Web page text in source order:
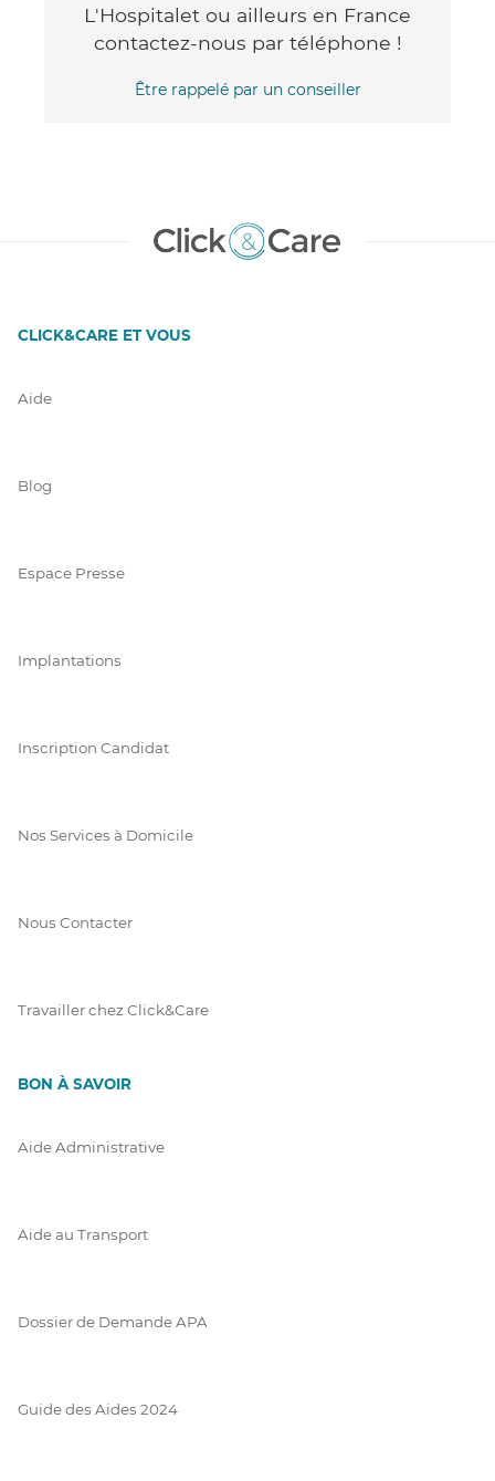
L'Hospitalet ou ailleurs en France
contactez-nous par téléphone !
Être rappelé par un conseiller
CLICK&CARE ET VOUS
Aide
Blog
Espace Presse
Implantations
Inscription Candidat
Nos Services à Domicile
Nous Contacter
Travailler chez Click&Care
BON À SAVOIR
Aide Administrative
Aide au Transport
Dossier de Demande APA
Guide des Aides 2024